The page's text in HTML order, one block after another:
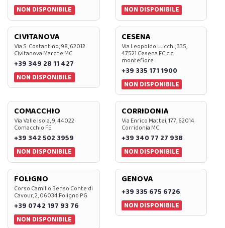
NON DISPONIBILE
NON DISPONIBILE
CIVITANOVA
Via S. Costantino, 98, 62012
Civitanova Marche MC
+39 349 28 11 427
NON DISPONIBILE
CESENA
Via Leopoldo Lucchi, 335,
47521 Cesena FC c.c.
montefiore
+39 335 171 1900
NON DISPONIBILE
COMACCHIO
Via Valle Isola, 9, 44022
Comacchio FE
+39 342 502 3959
NON DISPONIBILE
CORRIDONIA
Via Enrico Mattei, 177, 62014
Corridonia MC
+39 340 77 27 938
NON DISPONIBILE
FOLIGNO
Corso Camillo Benso Conte di
Cavour, 2, 06034 Foligno PG
+39 0742 197 93 76
NON DISPONIBILE
GENOVA
+39 335 675 6726
NON DISPONIBILE